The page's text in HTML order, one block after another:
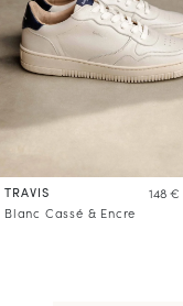
TRAVIS 148 €
Blanc Cassé & Encre